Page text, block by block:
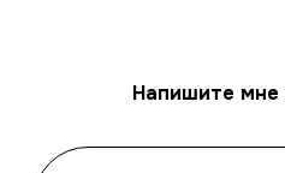
Напишите мне